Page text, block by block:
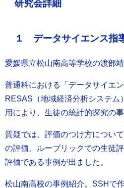
研究会詳細
１ データサイエンス指
愛媛県立松山南高等学校の渡部
普通科における「データサイエ
RESAS（地域経済分析システム
用により、生徒の統計的探究の事
質疑では、評価のつけ方につい
の評価、ルーブリックでの生徒
評価である事例が出ました。
松山南高校の事例紹介。SSHで